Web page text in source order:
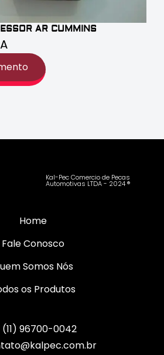
AR CUMMINS
Kal-Pec Comercio de Pecas
Automotivas LTDA - 2024 ®
Home
Fale Conosco
Somos Nós
os Produtos
(11) 96700-0042